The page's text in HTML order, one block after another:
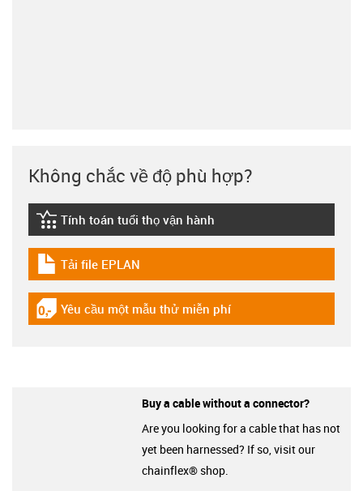
Không chắc về độ phù hợp?
igus-icon-lebensdauerrechner
Tính toán tuổi thọ vận hành
igus-icon-download-plan
Tải file EPLAN
igus-icon-gratismuster
Yêu cầu một mẫu thử miễn phí
Buy a cable without a connector?
Are you looking for a cable that has not
yet been harnessed? If so, visit our
chainflex® shop.